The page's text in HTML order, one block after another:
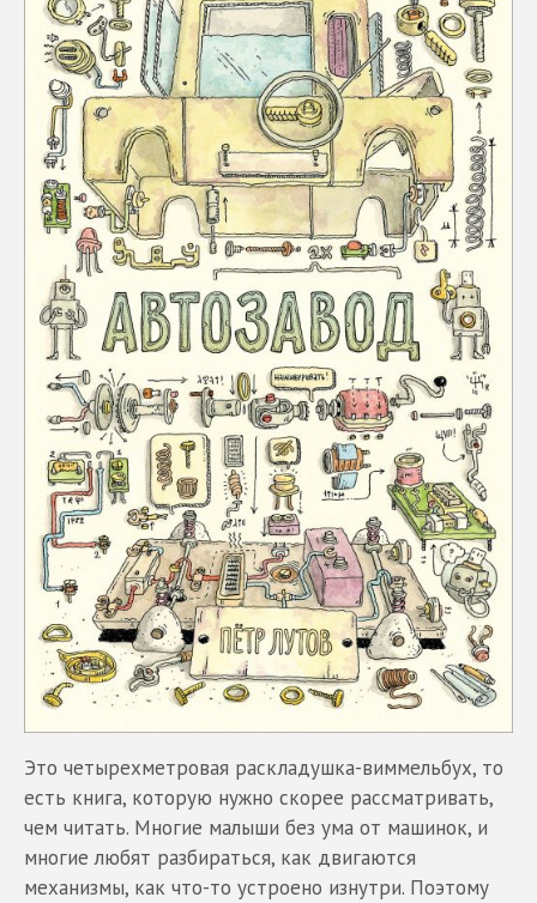
Это четырехметровая раскладушка-виммельбух, то
есть книга, которую нужно скорее рассматривать,
чем читать. Многие малыши без ума от машинок, и
многие любят разбираться, как двигаются
механизмы, как что-то устроено изнутри. Поэтому